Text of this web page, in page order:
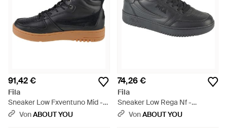
91,42 €
Fila
Sneaker Low Fxventuno Mid -
Schwarz
VonABOUT YOU
74,26 €
Fila
Sneaker Low Rega Nf -
Schwarz
VonABOUT YOU